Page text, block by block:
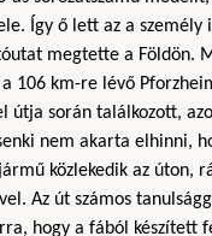
Így ő lett az a személy
megtette a Földön.
106 km-re lévő
útja során találkozott,
nem akarta elhinni,
közlekedik az úton,
Az út számos
hogy a fából készített